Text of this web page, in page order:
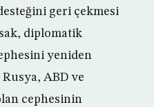
geri çekmesi
diplomatik
yeniden
ABD ve
cephesinin